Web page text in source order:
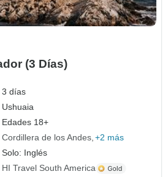
(3 Días)
3 días
Ushuaia
Edades 18+
Cordillera de los Andes +2 más
Solo: Inglés
HI Travel South America